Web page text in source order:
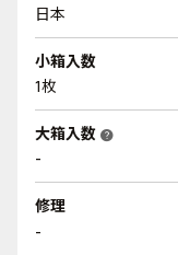
日本
小箱入数
1枚
大箱入数 help
-
修理
-